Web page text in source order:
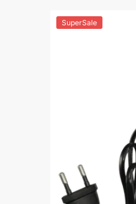
SuperSale